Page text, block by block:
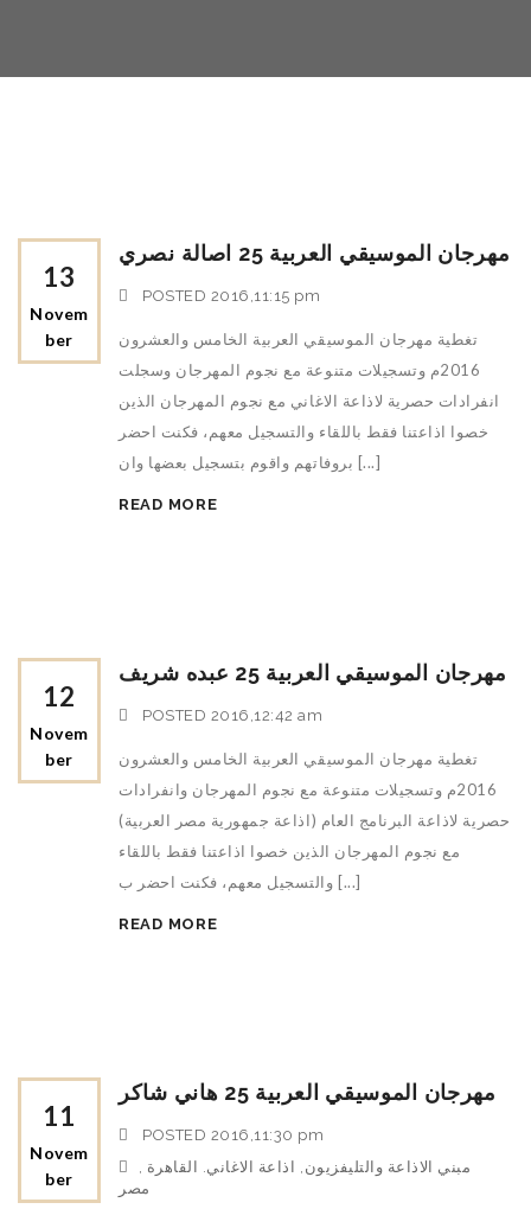
13
Novem
Ber
مهرجان الموسيقي العربية 25 اصالة نصري
POSTED 2016,11:15 pm
تغطية مهرجان الموسيقي العربية الخامس والعشرون
2016م وتسجيلات متنوعة مع نجوم المهرجان وسجلت
انفرادات حصرية لاذاعة الاغاني مع نجوم المهرجان الذين
خصوا اذاعتنا فقط باللقاء والتسجيل معهم، فكنت احضر
بروفاتهم واقوم بتسجيل بعضها وان [...]
READ MORE
12
Novem
Ber
مهرجان الموسيقي العربية 25 عبده شريف
POSTED 2016,12:42 am
تغطية مهرجان الموسيقي العربية الخامس والعشرون
2016م وتسجيلات متنوعة مع نجوم المهرجان وانفرادات
حصرية لاذاعة البرنامج العام (اذاعة جمهورية مصر العربية)
مع نجوم المهرجان الذين خصوا اذاعتنا فقط باللقاء
والتسجيل معهم، فكنت احضر ب [...]
READ MORE
11
Novem
Ber
مهرجان الموسيقي العربية 25 هاني شاكر
POSTED 2016,11:30 pm
مبني الاذاعة والتليفزيون, اذاعة الاغاني. القاهرة ,
مصر